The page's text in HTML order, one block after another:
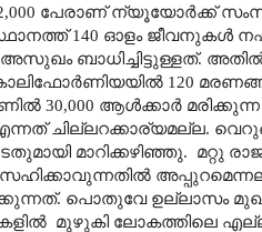
,000 പേരാണ് ന്യൂയോർക്ക്
140 ഓളം ജീവനുകൾ
ബാധിച്ചിട്ടുള്ളത്.
1 20
30,000 ആൾക്കാർ
ചില്ലറക്കാര്യമല്ല.
മാറിക്കഴിഞ്ഞു. മറ്റു
. പൊതുവേ ഉല്ലാസം
മുഴുകി ലോകത്തിലെ